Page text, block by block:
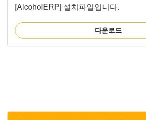
[AlcoholERP] 설치파일입니다.
다운로드